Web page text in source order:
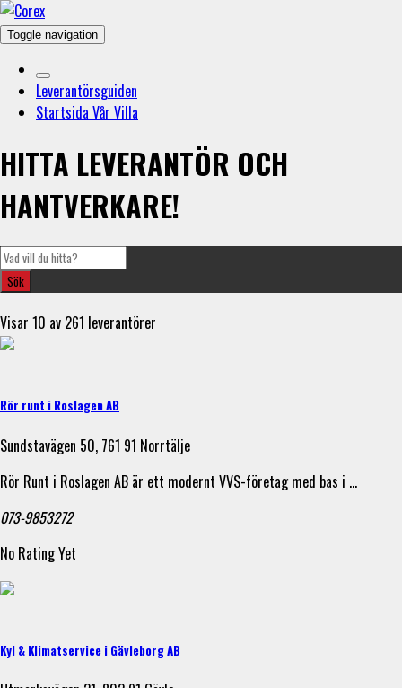
Toggle navigation
Leverantörsguiden
Startsida Vår Villa
HITTA LEVERANTÖR OCH
HANTVERKARE!
Visar 10 av 261 leverantörer
Rör runt i Roslagen AB
Sundstavägen 50, 761 91 Norrtälje
Rör Runt i Roslagen AB är ett modernt VVS-företag med bas i …
073-9853272
No Rating Yet
Kyl & Klimatservice i Gävleborg AB